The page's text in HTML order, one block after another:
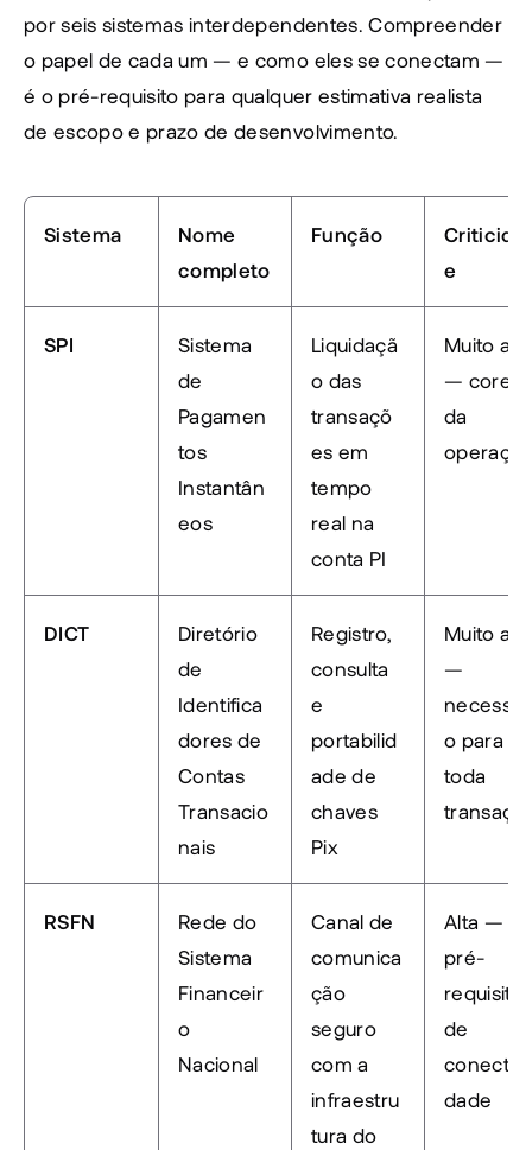
por seis sistemas interdependentes. Compreender
o papel de cada um — e como eles se conectam —
é o pré-requisito para qualquer estimativa realista
de escopo e prazo de desenvolvimento.
Sistema
Nome
completo
Função
e
SPI
Sistema
de
Pagamen
tos
Instantân
eos
Liquidaçã
o das
transaçõ
es em
tempo
real na
conta PI
Muito alta
— core
da
DICT
Diretório
de
Identifica
dores de
Contas
Transacio
nais
Registro,
consulta
e
portabilid
ade de
chaves
Pix
Muito alta
—
o para
toda
RSFN
Rede do
Sistema
Financeir
o
Nacional
Canal de
comunica
ção
seguro
com a
infraestru
tura do
Alta —
pré-
requisito
de
conectivi
dade